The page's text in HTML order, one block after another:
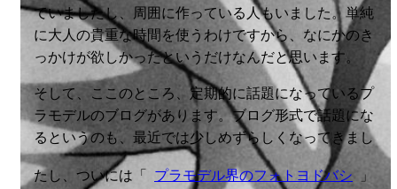
ていましたし、周囲に作っている人もいました。単純
に大人の貴重な時間を使うわけですから、なにかのき
っかけが欲しかったというだけなんだと思います。
そして、ここのところ、定期的に話題になっているプ
ラモデルのブログがあります。ブログ形式で話題にな
るというのも、最近では少しめずらしくなってきまし
たし、ついには「 プラモデル界のフォトヨドバシ 」